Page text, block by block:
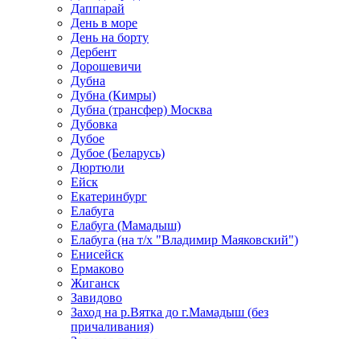
Даппарай
День в море
День на борту
Дербент
Дорошевичи
Дубна
Дубна (Кимры)
Дубна (трансфер) Москва
Дубовка
Дубое
Дубое (Беларусь)
Дюртюли
Ейск
Екатеринбург
Елабуга
Елабуга (Мамадыш)
Елабуга (на т/х "Владимир Маяковский")
Енисейск
Ермаково
Жиганск
Завидово
Заход на р.Вятка до г.Мамадыш (без
причаливания)